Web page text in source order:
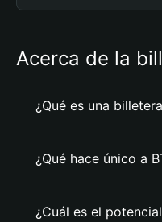
Acerca de la
¿Qué es una
¿Qué hace único a
¿Cuál es el